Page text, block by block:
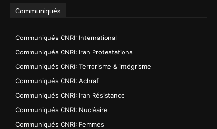
Communiqués
Communiqués CNRI: International
Communiqués CNRI: Iran Protestations
Communiqués CNRI: Terrorisme & intégrisme
Communiqués CNRI: Achraf
Communiqués CNRI: Iran Résistance
Communiqués CNRI: Nucléaire
Communiqués CNRI: Femmes